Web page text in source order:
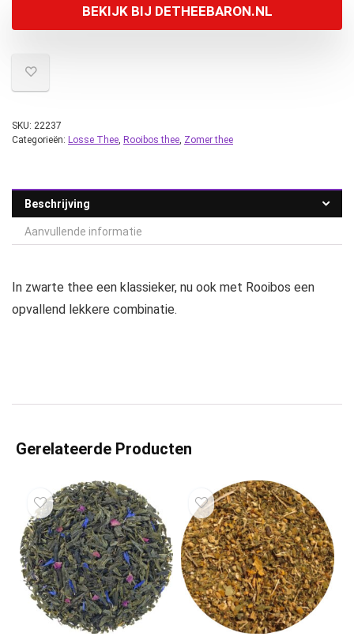
BEKIJK BIJ DETHEEBARON.NL
SKU: 22237
Categorieën: Losse Thee, Rooibos thee, Zomer thee
Beschrijving
Aanvullende informatie
In zwarte thee een klassieker, nu ook met Rooibos een
opvallend lekkere combinatie.
Gerelateerde Producten